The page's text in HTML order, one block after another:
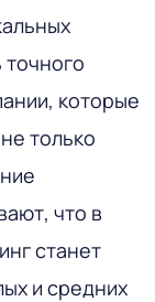
которые
только
что в
станет
и средних